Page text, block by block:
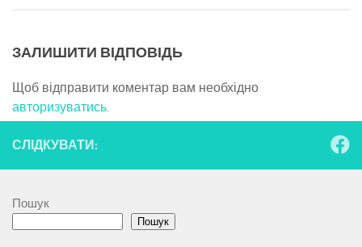
ЗАЛИШИТИ ВІДПОВІДЬ
Щоб відправити коментар вам необхідно
авторизуватись.
СЛІДКУВАТИ:
Пошук
Пошук